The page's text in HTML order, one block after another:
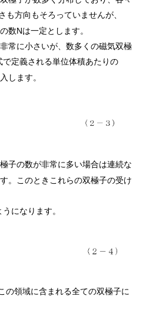
も方向もそろっていませんが、
数Nは一定とします。
常に小さいが、数多くの磁気双極
で定義される単位体積あたりの
します。
子の数が非常に多い場合は連続な
。このときこれらの双極子の受け
になります。
の領域に含まれる全ての双極子に